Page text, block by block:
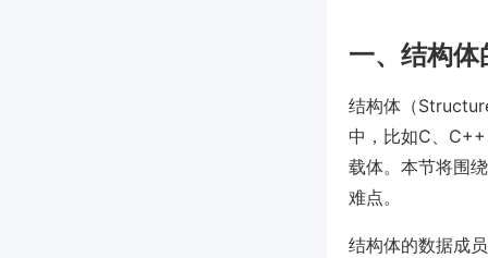
一、结构
结构体（
中，比如C、
载体。本节将围
难点。
结构体的数据成